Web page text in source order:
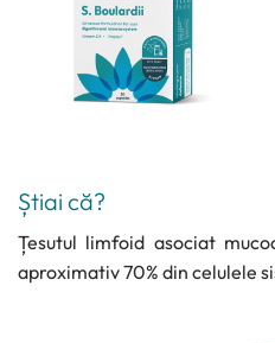
Știai că?
Țesutul limfoid asociat
aproximativ 70% din celulele